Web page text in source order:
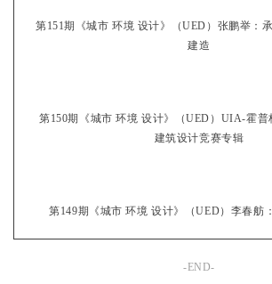
第151期《城市 环境 设计》（UED）张鹏举：
建造
第150期《城市 环境 设计》（UED）UIA-霍普
建筑设计竞赛专辑
第149期《城市 环境 设计》（UED）李春舫
-END-